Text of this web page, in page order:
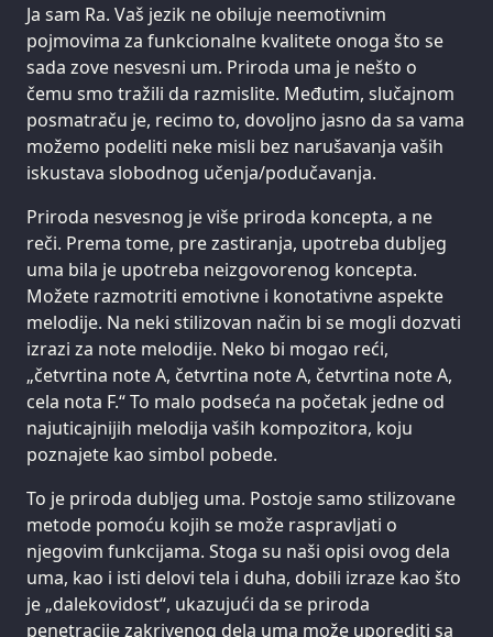
Ja sam Ra. Vaš jezik ne obiluje neemotivnim
pojmovima za funkcionalne kvalitete onoga što se
sada zove nesvesni um. Priroda uma je nešto o
čemu smo tražili da razmislite. Međutim, slučajnom
posmatraču je, recimo to, dovoljno jasno da sa vama
možemo podeliti neke misli bez narušavanja vaših
iskustava slobodnog učenja/podučavanja.
Priroda nesvesnog je više priroda koncepta, a ne
reči. Prema tome, pre zastiranja, upotreba dubljeg
uma bila je upotreba neizgovorenog koncepta.
Možete razmotriti emotivne i konotativne aspekte
melodije. Na neki stilizovan način bi se mogli dozvati
izrazi za note melodije. Neko bi mogao reći,
„četvrtina note A, četvrtina note A, četvrtina note A,
cela nota F.“ To malo podseća na početak jedne od
najuticajnijih melodija vaših kompozitora, koju
poznajete kao simbol pobede.
To je priroda dubljeg uma. Postoje samo stilizovane
metode pomoću kojih se može raspravljati o
njegovim funkcijama. Stoga su naši opisi ovog dela
uma, kao i isti delovi tela i duha, dobili izraze kao što
je „dalekovidost“, ukazujući da se priroda
penetracije zakrivenog dela uma može uporediti sa